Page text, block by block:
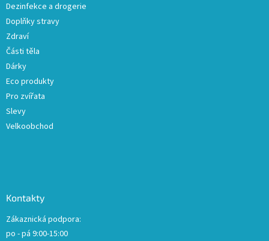
Dezinfekce a drogerie
Doplňky stravy
Zdraví
Části těla
Dárky
Eco produkty
Pro zvířata
Slevy
Velkoobchod
Kontakty
Zákaznická podpora:
po - pá 9:00-15:00